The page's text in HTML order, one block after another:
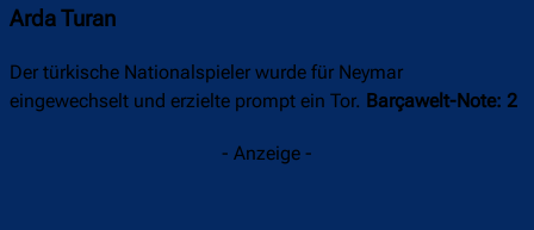
Arda Turan
Der türkische Nationalspieler wurde für Neymar
eingewechselt und erzielte prompt ein Tor. Barçawelt-Note: 2
- Anzeige -